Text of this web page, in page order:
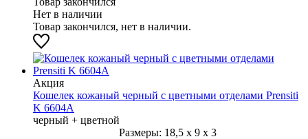
Нет в наличии
Товар закончился, нет в наличии.
Акция
Кошелек кожаный черный с цветными отделами Prensiti
K 6604А
черный + цветной
Размеры: 18,5 x 9 x 3